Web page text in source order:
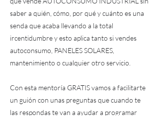
saber a quién, cómo, por qué y cuánto es una
senda que acaba llevando a la total
ircentidumbre y esto aplica tanto si vendes
autoconsumo, PANELES SOLARES,
mantenimiento o cualquier otro servicio.
Con esta mentoría GRATIS vamos a facilitarte
un guión con unas preguntas que cuando te
las respondas te van a ayudar a programar